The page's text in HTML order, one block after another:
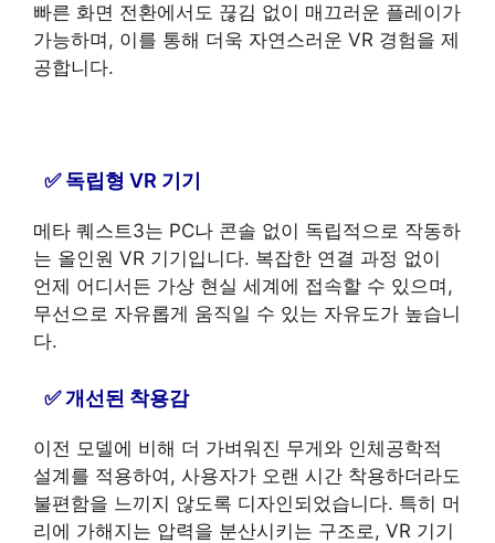
빠른 화면 전환에서도 끊김 없이 매끄러운 플레이가
가능하며, 이를 통해 더욱 자연스러운 VR 경험을 제
공합니다.
독립형 VR 기기
메타 퀘스트3는 PC나 콘솔 없이 독립적으로 작동하
는 올인원 VR 기기입니다. 복잡한 연결 과정 없이
언제 어디서든 가상 현실 세계에 접속할 수 있으며,
무선으로 자유롭게 움직일 수 있는 자유도가 높습니
다.
개선된 착용감
이전 모델에 비해 더 가벼워진 무게와 인체공학적
설계를 적용하여, 사용자가 오랜 시간 착용하더라도
불편함을 느끼지 않도록 디자인되었습니다. 특히 머
리에 가해지는 압력을 분산시키는 구조로, VR 기기